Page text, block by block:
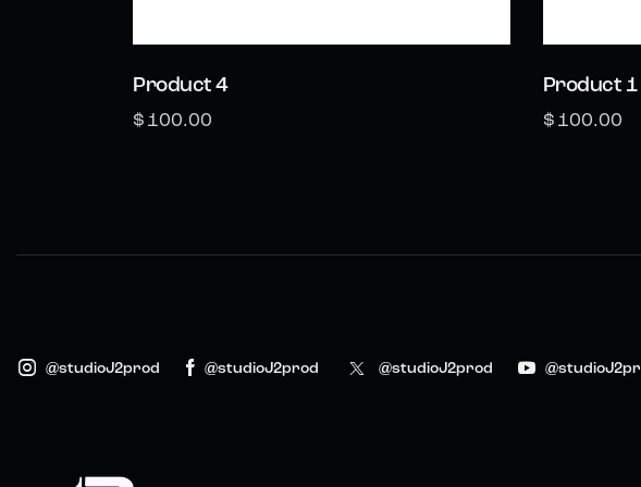
Product 4
$ 100.00
Product 1
$ 100.00
@studioJ2prod @studioJ2prod @studioJ2prod